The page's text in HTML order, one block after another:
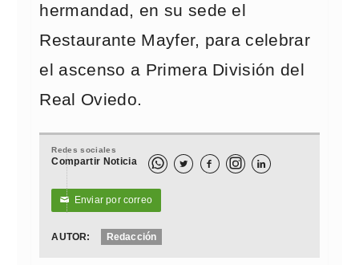
hermandad, en su sede el
Restaurante Mayfer, para celebrar
el ascenso a Primera División del
Real Oviedo.
Redes sociales
Compartir Noticia   
✉ Enviar por correo
AUTOR: Redacción